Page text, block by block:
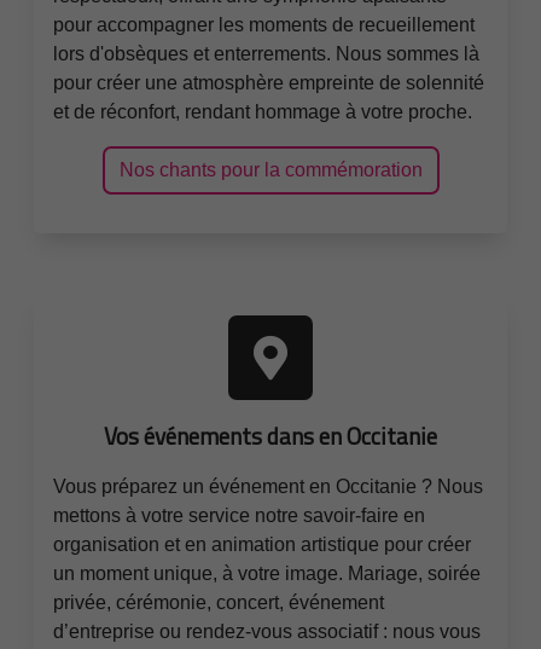
pour accompagner les moments de recueillement
lors d'obsèques et enterrements. Nous sommes là
pour créer une atmosphère empreinte de solennité
et de réconfort, rendant hommage à votre proche.
Nos chants pour la commémoration
Vos événements dans en Occitanie
Vous préparez un événement en Occitanie ? Nous
mettons à votre service notre savoir-faire en
organisation et en animation artistique pour créer
un moment unique, à votre image. Mariage, soirée
privée, cérémonie, concert, événement
d’entreprise ou rendez-vous associatif : nous vous